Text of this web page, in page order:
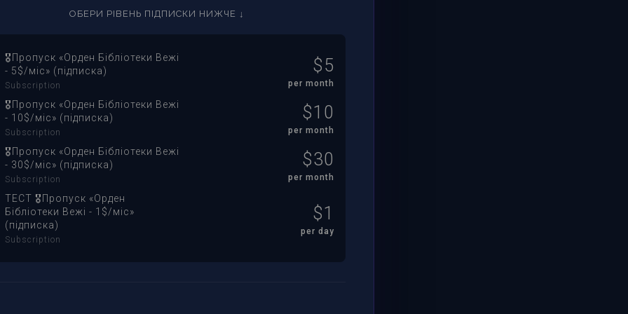
ОБЕРИ РІВЕНЬ ПІДПИСКИ НИЖЧЕ ↓
🎖Пропуск «Орден Бібліотеки Вежі
- 5$/міс» (підписка)
Subscription
$5
per month
🎖Пропуск «Орден Бібліотеки Вежі
- 10$/міс» (підписка)
Subscription
$10
per month
🎖Пропуск «Орден Бібліотеки Вежі
- 30$/міс» (підписка)
Subscription
$30
per month
ТЕСТ 🎖Пропуск «Орден
Бібліотеки Вежі - 1$/міс»
(підписка)
Subscription
$1
per day